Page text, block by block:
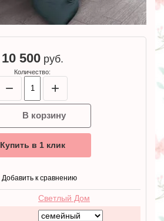
10 500руб.
Количество:
− +
В корзину
Купить в 1 клик
Добавить к сравнению
Светлый Дом